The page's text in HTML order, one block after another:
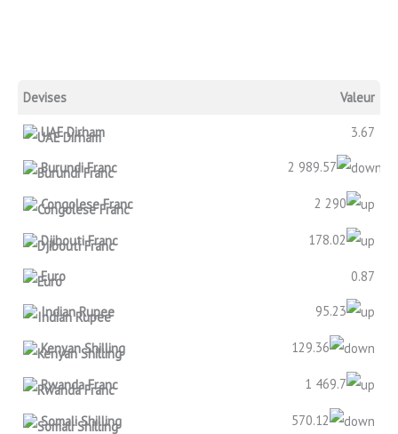
Devises Valeur
UAE Dirham 3.67
Burundi Franc 2 989.57
Congolese Franc 2 290
Djibouti Franc 178.02
Euro 0.87
Indian Rupee 95.23
Kenyan Shilling 129.36
Rwanda Franc 1 469.7
Somali Shilling 570.12